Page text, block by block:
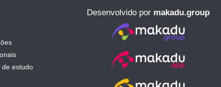
de estudo
Desenvolvido por makadu.group